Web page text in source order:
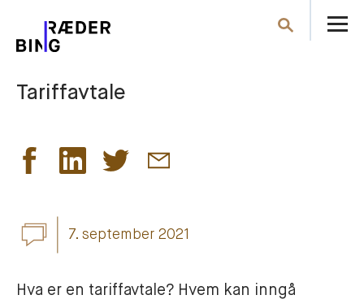
Søk
Tariffavtale
7. september 2021
Hva er en tariffavtale? Hvem kan inngå